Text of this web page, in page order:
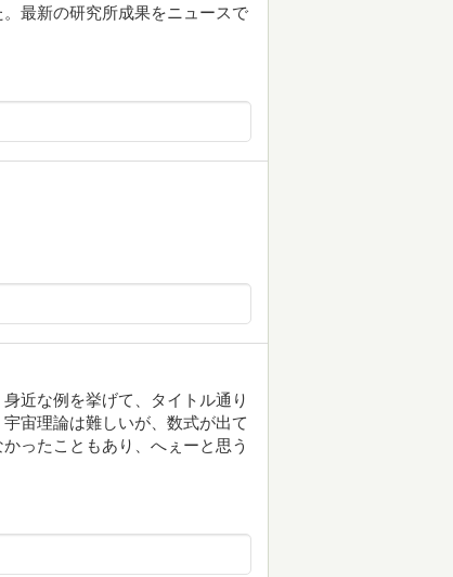
最新の研究所成果をニュースで
近な例を挙げて、タイトル通り
宙理論は難しいが、数式が出て
ったこともあり、へぇーと思う